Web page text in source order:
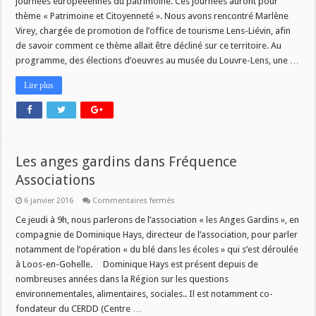
thème « Patrimoine et Citoyenneté ». Nous avons rencontré Marlène
Virey, chargée de promotion de l’office de tourisme Lens-Liévin, afin
de savoir comment ce thème allait être décliné sur ce territoire. Au
programme, des élections d’oeuvres au musée du Louvre-Lens, une …
Lire plus
Les anges gardins dans Fréquence
Associations
6 janvier 2016 Commentaires fermés
anges
dans
Fréquence
Associations
Ce jeudi à 9h, nous parlerons de l’association « les Anges Gardins », en
compagnie de Dominique Hays, directeur de l’association, pour parler
notamment de l’opération « du blé dans les écoles » qui s’est déroulée
à Loos-en-Gohelle. Dominique Hays est présent depuis de
nombreuses années dans la Région sur les questions
environnementales, alimentaires, sociales.. Il est notamment co-
fondateur du CERDD (Centre …